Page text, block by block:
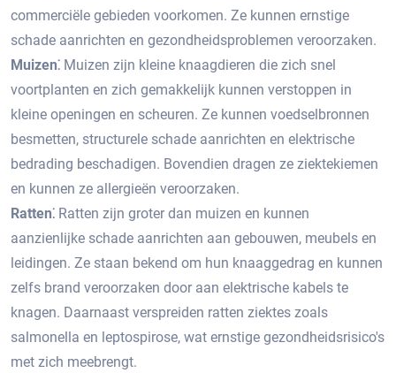
commerciële gebieden voorkomen. Ze kunnen ernstige
schade aanrichten en gezondheidsproblemen veroorzaken.
Muizen⁚ Muizen zijn kleine knaagdieren die zich snel
voortplanten en zich gemakkelijk kunnen verstoppen in
kleine openingen en scheuren.​ Ze kunnen voedselbronnen
besmetten, structurele schade aanrichten en elektrische
bedrading beschadigen.​ Bovendien dragen ze ziektekiemen
en kunnen ze allergieën veroorzaken.​
Ratten⁚ Ratten zijn groter dan muizen en kunnen
aanzienlijke schade aanrichten aan gebouwen, meubels en
leidingen.​ Ze staan bekend om hun knaaggedrag en kunnen
zelfs brand veroorzaken door aan elektrische kabels te
knagen.​ Daarnaast verspreiden ratten ziektes zoals
salmonella en leptospirose, wat ernstige gezondheidsrisico's
met zich meebrengt.​